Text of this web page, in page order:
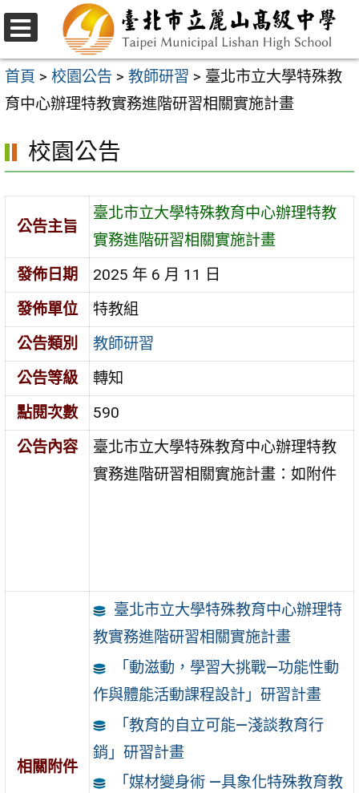
跳
至
主
要
容
區
選
單
首頁 > 校園公告 > 教師研習 > 臺北市立大學特殊教
育中心辦理特教實務進階研習相關實施計畫
校園公告
公告主旨
臺北市立大學特殊教育中心辦理特教
實務進階研習相關實施計畫
發佈日期
2025 年 6 月 11 日
發佈單位
特教組
公告類別
教師研習
公告等級
轉知
點閱次數
590
公告內容
臺北市立大學特殊教育中心辦理特教
實務進階研習相關實施計畫：如附件
相關附件
臺北市立大學特殊教育中心辦理特
教實務進階研習相關實施計畫
「動滋動，學習大挑戰—功能性動
作與體能活動課程設計」研習計畫
「教育的自立可能—淺談教育行
銷」研習計畫
「媒材變身術 —具象化特殊教育教